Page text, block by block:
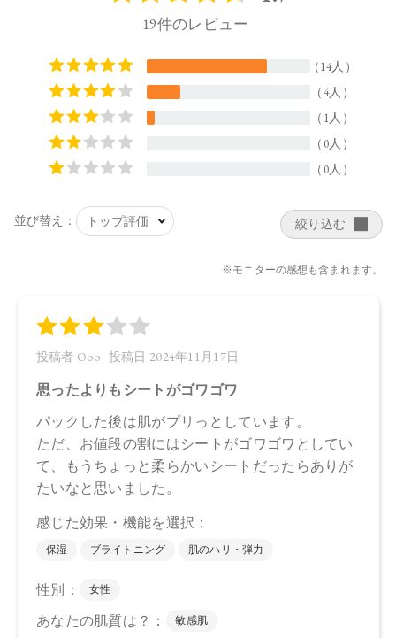
ウエキス、ラベンダー油、ニオイテンジクアオイ油、ローマ
ンデュラハイブリダ油、 アオモジ果実油、ベルガモット果実
油、オレンジ油、ジグリセリン、加水分解ホホバエステル、
PEG－40水添ヒマシ油、クエン酸、クエン酸Na、サクシノグ
リカン、安息香酸Na 、水酸化K
【原産国】
【メーカー品番】
【店舗発売日】
CosmeKitchen 2024/6/1
Biople 2024/6/1
※店舗での取り扱いや詳しい在庫状況につきましては、各店
舗にお問い合わせください。
※発売日は予告なく変更する可能性がございます。予めご了
承ください。
※通常はご注文より１～３営業日での発送となります。
商品によっては、お届けまで１～２週間かかる場合がござい
●パッケージはリニューアル等の理由により、写真と異なる場
合がございます。
●パッケージのリニューアル等の理由により、成分・処方が記